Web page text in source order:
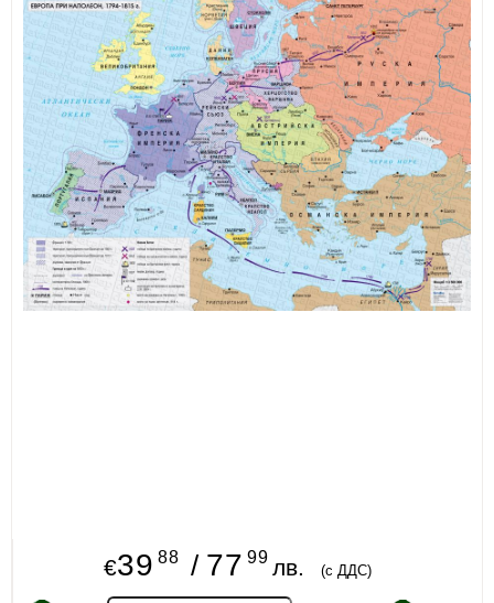
ИЗКУСТВА
СПОРТ
МЕБЕЛИ И ОБОРУДВАНЕ
КАНЦЕЛАРСКИ МАТЕРИАЛИ
КНИГИ И УЧЕБНИЦИ
БДП
€39 88 / 77 99 лв. (с ДДС)